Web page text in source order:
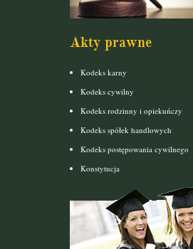
Akty prawne
Kodeks karny
Kodeks cywilny
Kodeks rodzinny i opiekuńczy
Kodeks spółek handlowych
Kodeks postępowania cywilnego
Konstytucja